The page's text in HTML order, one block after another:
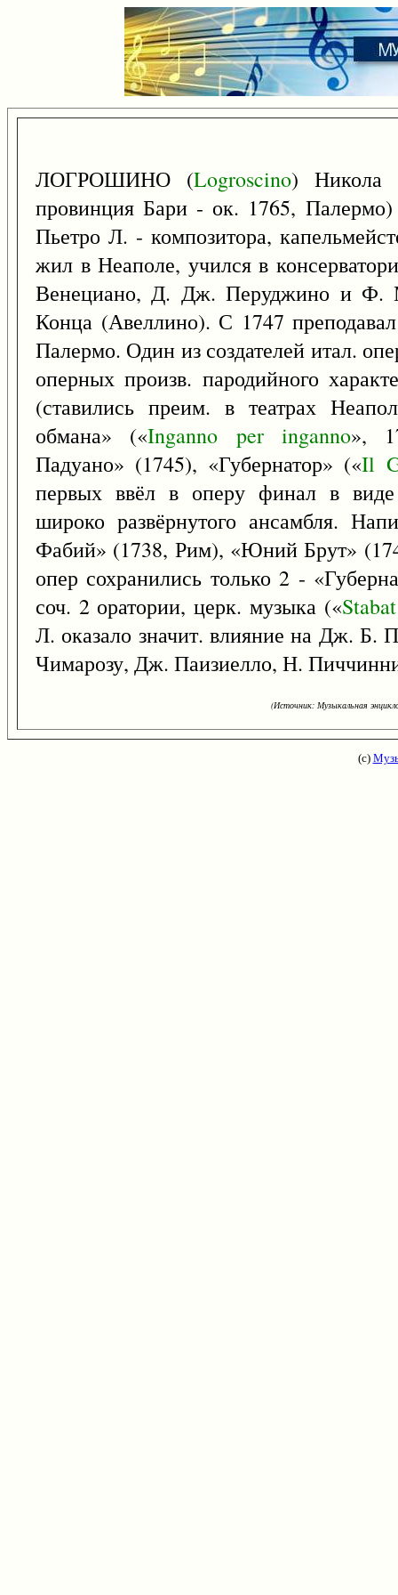
ЛОГРОШИНО (Logroscino)
провинция Бари - ок. 1765,
Пьетро Л. - композитора,
жил в Неаполе, учился в
Венециано, Д. Дж. Перуджино и Ф.
Конца (Авеллино). С 1747
Палермо. Один из создателей итал.
оперных произв. пародийного
(ставились преим. в театрах
обмана» («Inganno per inganno»,
Падуано» (1745), «Губернатор» («Il
первых ввёл в оперу финал в виде
широко развёрнутого ансамбля.
Фабий» (1738, Рим), «Юний Брут»
опер сохранились только 2 -
соч. 2 оратории, церк. музыка («Stabat
Л. оказало значит. влияние на Дж.
Чимарозу, Дж. Паизиелло, Н.
(Источник: Музыкальная
(с)